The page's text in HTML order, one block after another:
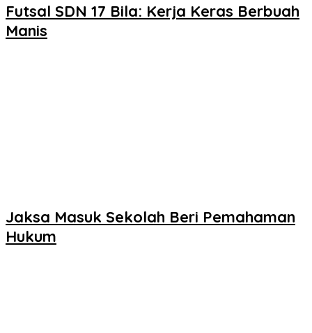
Futsal SDN 17 Bila: Kerja Keras Berbuah
Manis
Jaksa Masuk Sekolah Beri Pemahaman
Hukum